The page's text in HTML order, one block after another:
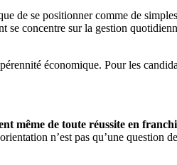
se positionner comme de
concentre sur la gestion
économique. Pour les
même de toute réussite en
n’est pas qu’une